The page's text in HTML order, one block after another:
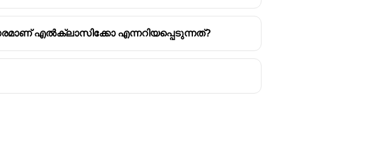
എൽക്ലാസിക്കോ എന്നറിയപ്പെടുന്നത്?